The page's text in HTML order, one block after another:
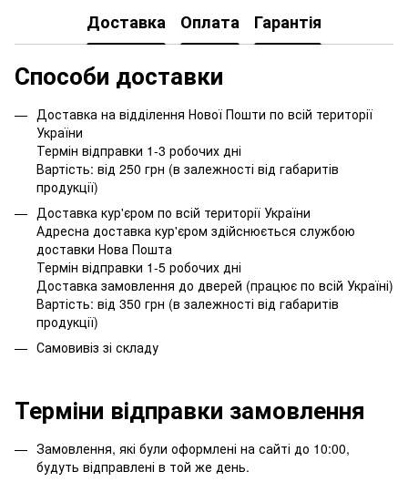
Доставка Оплата Гарантія
Способи доставки
Доставка на відділення Нової Пошти по всій території
України
Термін відправки 1-3 робочих дні
Вартість: від 250 грн (в залежності від габаритів
продукції)
Доставка кур'єром по всій території України
Адресна доставка кур'єром здійснюється службою
доставки Нова Пошта
Термін відправки 1-5 робочих дні
Доставка замовлення до дверей (працює по всій Україні)
Вартість: від 350 грн (в залежності від габаритів
продукції)
Самовивіз зі складу
Терміни відправки замовлення
Замовлення, які були оформлені на сайті до 10:00,
будуть відправлені в той же день.